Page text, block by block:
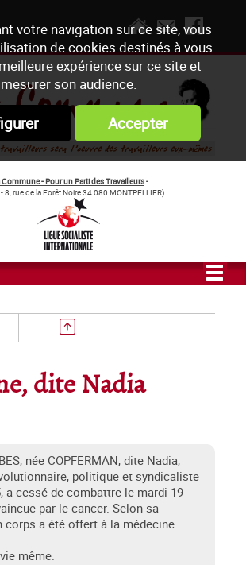
votre navigation sur ce site, vous
de cookies destinés à vous
expérience sur ce site et
mesurer son audience.
Accepter
Commune - Pour un Parti des Travailleurs-
8, rue de la Forêt Noire 34 080 MONTPELLIER)
dite Nadia
née COPFERMAN, dite Nadia,
politique et syndicaliste
a cessé de combattre le mardi 19
par le cancer. Selon sa
corps a été offert à la médecine.
même.